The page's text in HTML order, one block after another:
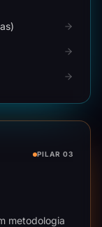
PILAR 03
metodologia